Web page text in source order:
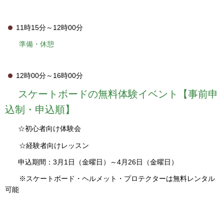
11時15分～12時00分
準備・休憩
12時00分～16時00分
スケートボードの無料体験イベント【事前申
込制・申込順】
☆初心者向け体験会
☆経験者向けレッスン
申込期間：3月1日（金曜日）～4月26日（金曜日）
※スケートボード・ヘルメット・プロテクターは無料レンタル
可能